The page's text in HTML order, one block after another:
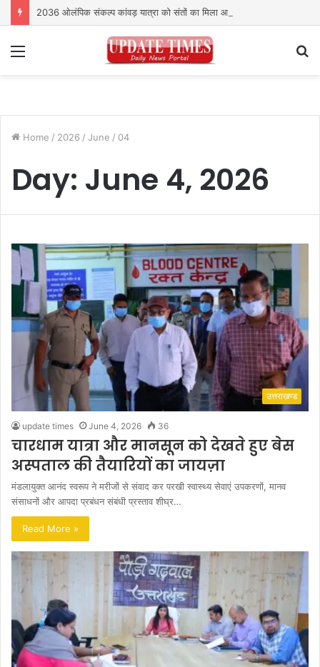
2036 ओलंपिक संकल्प कांवड़ यात्रा को संतों का मिला आशीर्वाद
Home / 2026 / June / 04
Day: June 4, 2026
उत्तराखण्ड
update times June 4, 2026 36
चारधाम यात्रा और मानसून को देखते हुए बेस
अस्पताल की तैयारियों का जायज़ा
मंडलायुक्त आनंद स्वरूप ने मरीजों से संवाद कर परखी स्वास्थ्य सेवाएं उपकरणों, मानव
संसाधनों और आपदा प्रबंधन संबंधी प्रस्ताव शीघ्र…
Read More »